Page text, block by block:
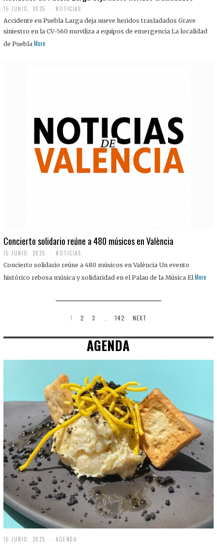
15 JUNIO, 2025 NOTICIAS
Accidente en Puebla Larga deja nueve heridos trasladados Grave
siniestro en la CV-560 moviliza a equipos de emergencia La localidad
de Puebla More
Concierto solidario reúne a 480 músicos en València
15 JUNIO, 2025 NOTICIAS
Concierto solidario reúne a 480 músicos en València Un evento
histórico rebosa música y solidaridad en el Palau de la Música El More
1 2 3 142 NEXT
AGENDA
15 JUNIO, 2025 AGENDA